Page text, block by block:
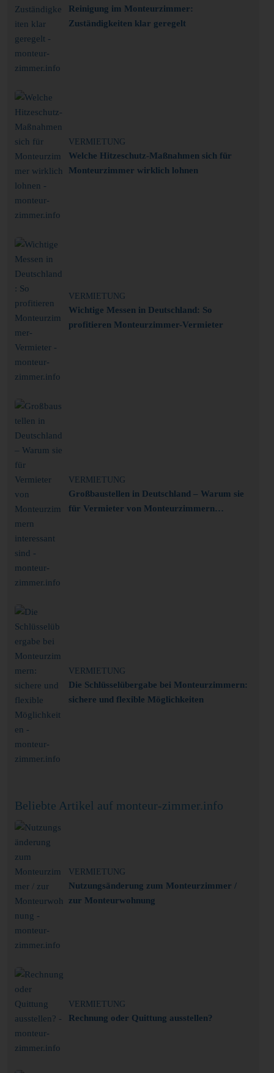
Reinigung im Monteurzimmer:
Zuständigkeiten klar geregelt
VERMIETUNG
Welche Hitzeschutz-Maßnahmen sich für
Monteurzimmer wirklich lohnen
VERMIETUNG
Wichtige Messen in Deutschland: So
profitieren Monteurzimmer-Vermieter
VERMIETUNG
Großbaustellen in Deutschland – Warum sie
für Vermieter von Monteurzimmern
VERMIETUNG
Die Schlüsselübergabe bei Monteurzimmern:
sichere und flexible Möglichkeiten
Beliebte Artikel auf monteur-zimmer.info
VERMIETUNG
Nutzungsänderung zum Monteurzimmer /
zur Monteurwohnung
VERMIETUNG
Rechnung oder Quittung ausstellen?